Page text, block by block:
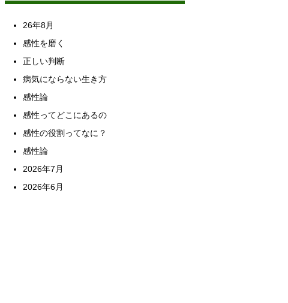
26年8月
感性を磨く
正しい判断
病気にならない生き方
感性論
感性ってどこにあるの
感性の役割ってなに？
感性論
2026年7月
2026年6月